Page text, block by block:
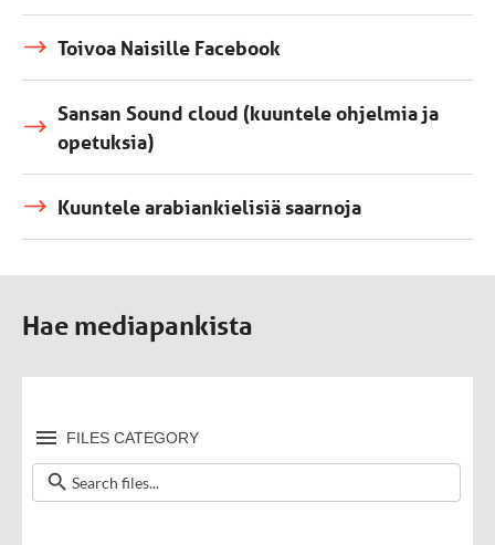
Toivoa Naisille Facebook
Sansan Sound cloud (kuuntele ohjelmia ja
opetuksia)
Kuuntele arabiankielisiä saarnoja
Hae mediapankista
FILES CATEGORY